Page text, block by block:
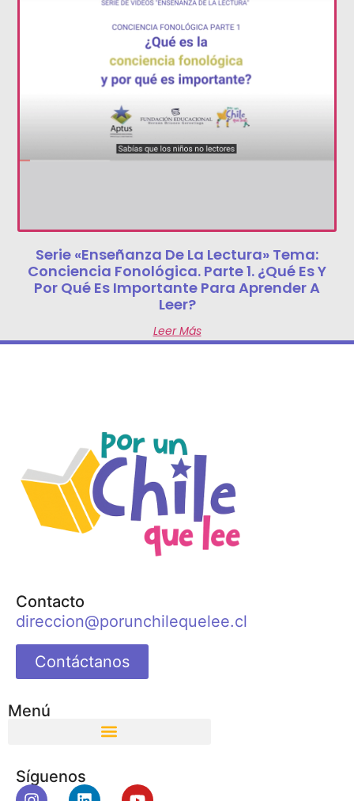
Serie «Enseñanza De La Lectura» Tema:
Conciencia Fonológica. Parte 1. ¿Qué Es Y
Por Qué Es Importante Para Aprender A
Leer?
Leer Más
Contacto
direccion@porunchilequelee.cl
Contáctanos
Menú
Síguenos